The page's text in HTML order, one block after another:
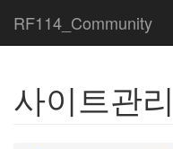
RF114_Community
사이트관리